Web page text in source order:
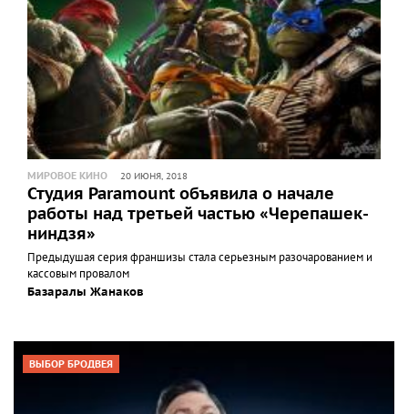
МИРОВОЕ КИНО 20 ИЮНЯ, 2018
Студия Paramount объявила о начале
работы над третьей частью «Черепашек-
ниндзя»
Предыдушая серия франшизы стала серьезным разочарованием и
кассовым провалом
Базаралы Жанаков
ВЫБОР БРОДВЕЯ